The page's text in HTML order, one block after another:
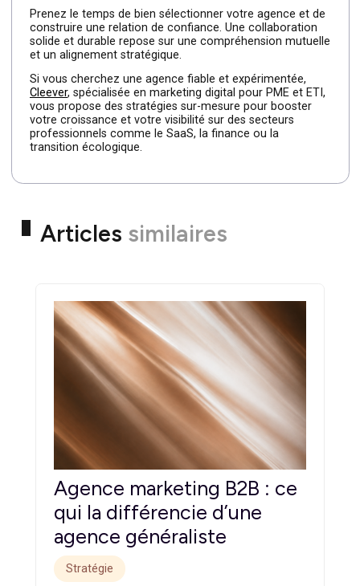
Se reposer entièrement sur l’agence sans s’informer sur
les évolutions du secteur est risqué. Lemarketing évolue
rapidementet une stratégie peut devenir obsolète en
de temps. Restez toujours informé(e) pour mieux
Comment maximiser ses
chances de succès avec
En résumé, pour éviter les pièges courants, il est
de définir clairement vos objectifs, de choisir une
de maximiser l’efficacité de votre collaboration et
d’obtenir un retour sur investissement satisfaisant.
Prenez le temps de bien sélectionner votre agence et
construire une relation de confiance. Une collaboration
solide et durable repose sur une compréhension
et un alignement stratégique.
Si vous cherchez une agence fiable et expérimentée,
Cleever
, spécialisée en marketing digital pour PME et
vous propose des stratégies sur-mesure pour booster
votre croissance et votre visibilité sur des secteurs
professionnels comme le SaaS, la finance ou la
transition écologique.